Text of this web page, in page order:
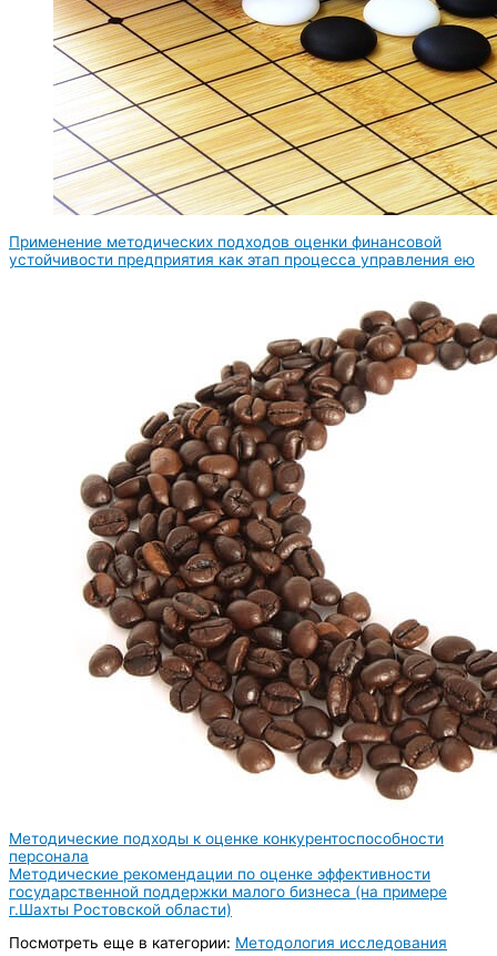
Применение методических подходов оценки финансовой
устойчивости предприятия как этап процесса управления ею
Методические подходы к оценке конкурентоспособности
персонала
Методические рекомендации по оценке эффективности
государственной поддержки малого бизнеса (на примере
г.Шахты Ростовской области)
Посмотреть еще в категории: Методология исследования